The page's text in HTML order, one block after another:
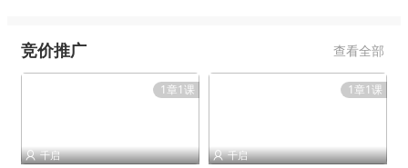
竞价推广 查看全部
1章1课
 千启
1章1课
 千启